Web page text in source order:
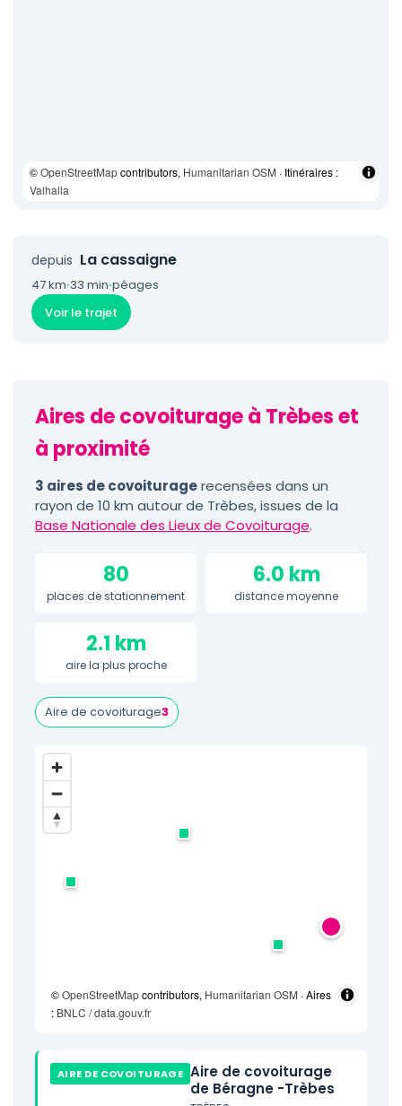
©OpenStreetMapcontributors, Humanitarian OSM · Itinéraires :
Valhalla
depuis La cassaigne
47 km·33 min·péages
Voir le trajet
Aires de covoiturage à Trèbes et
à proximité
3 aires de covoituragerecensées dans un
rayon de 10 km autour de Trèbes, issues de la
Base Nationale des Lieux de Covoiturage.
80
places de stationnement
6.0 km
distance moyenne
2.1 km
aire la plus proche
Aire de covoiturage3
©OpenStreetMapcontributors, Humanitarian OSM · Aires
: BNLC / data.gouv.fr
AIRE DE COVOITURAGE Aire de covoiturage
de Béragne -Trèbes